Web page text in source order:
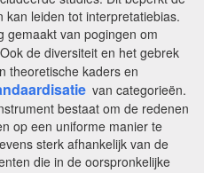
kan leiden tot interpretatiebias.
gemaakt van pogingen om
de diversiteit en het gebrek
theoretische kaders en
van categorieën.
bestaat om de redenen
op een uniforme manier te
sterk afhankelijk van de
die in de oorspronkelijke